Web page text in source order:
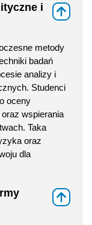
i
metody
badań
analizy i
Studenci
oceny
wspierania
Taka
oraz
dla